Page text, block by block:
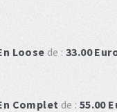
Loose de :33.00
Complet de : 55.00